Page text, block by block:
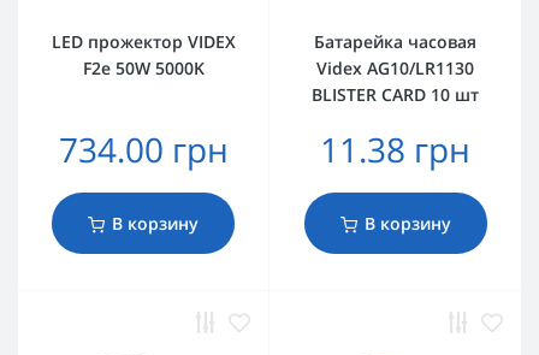
LED прожектор VIDEX
F2e 50W 5000K
734.00 грн
В корзину
Батарейка часовая
Videx AG10/LR1130
BLISTER CARD 10 шт
11.38 грн
В корзину